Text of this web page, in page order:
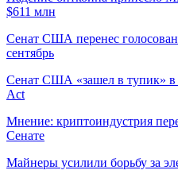
$611 млн
Сенат США перенес
сентябрь
Сенат США «зашел в тупик»
Act
Мнение: криптоиндустрия
Сенате
Майнеры усилили борьбу за